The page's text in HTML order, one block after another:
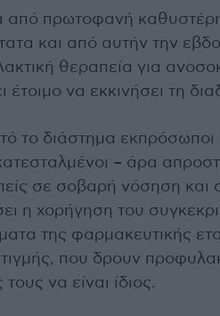
από πρωτοφανή
και από αυτήν την
θεραπεία για
έτοιμο να εκκινήσει τη
το διάστημα εκπρόσωποι
– άρα
σε σοβαρή νόσηση
η χορήγηση του
της φαρμακευτικής
που δρουν
να είναι ίδιος.